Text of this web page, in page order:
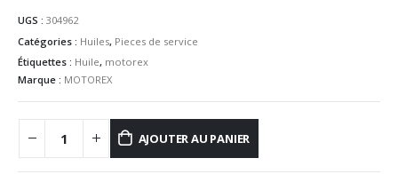
UGS : 304962
Catégories : Huiles, Pieces de service
Étiquettes : Huile, motorex
Marque : MOTOREX
AJOUTER AU PANIER